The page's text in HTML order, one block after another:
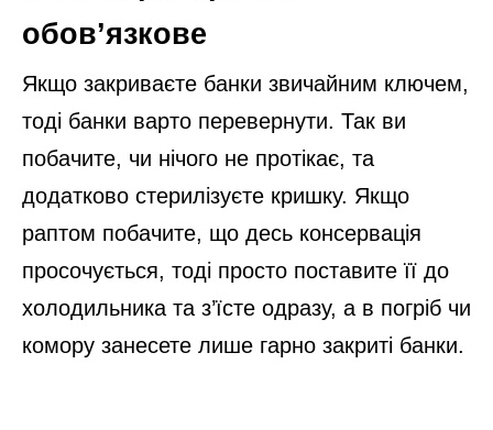
обов’язкове
Якщо закриваєте банки звичайним ключем,
тоді банки варто перевернути. Так ви
побачите, чи нічого не протікає, та
додатково стерилізуєте кришку. Якщо
раптом побачите, що десь консервація
просочується, тоді просто поставите її до
холодильника та з’їсте одразу, а в погріб чи
комору занесете лише гарно закриті банки.